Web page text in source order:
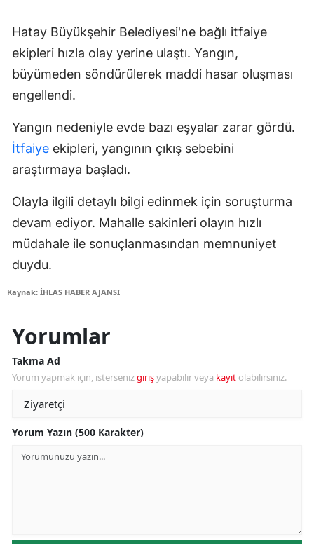
Hatay Büyükşehir Belediyesi'ne bağlı itfaiye
ekipleri hızla olay yerine ulaştı. Yangın,
büyümeden söndürülerek maddi hasar oluşması
engellendi.
Yangın nedeniyle evde bazı eşyalar zarar gördü.
İtfaiye ekipleri, yangının çıkış sebebini
araştırmaya başladı.
Olayla ilgili detaylı bilgi edinmek için soruşturma
devam ediyor. Mahalle sakinleri olayın hızlı
müdahale ile sonuçlanmasından memnuniyet
duydu.
Kaynak: İHLAS HABER AJANSI
Yorumlar
Takma Ad
Yorum yapmak için, istersenizgirişyapabilir veya kayıt olabilirsiniz.
Yorum Yazın (500 Karakter)